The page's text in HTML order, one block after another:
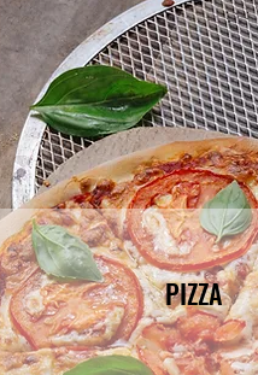
PIZZA